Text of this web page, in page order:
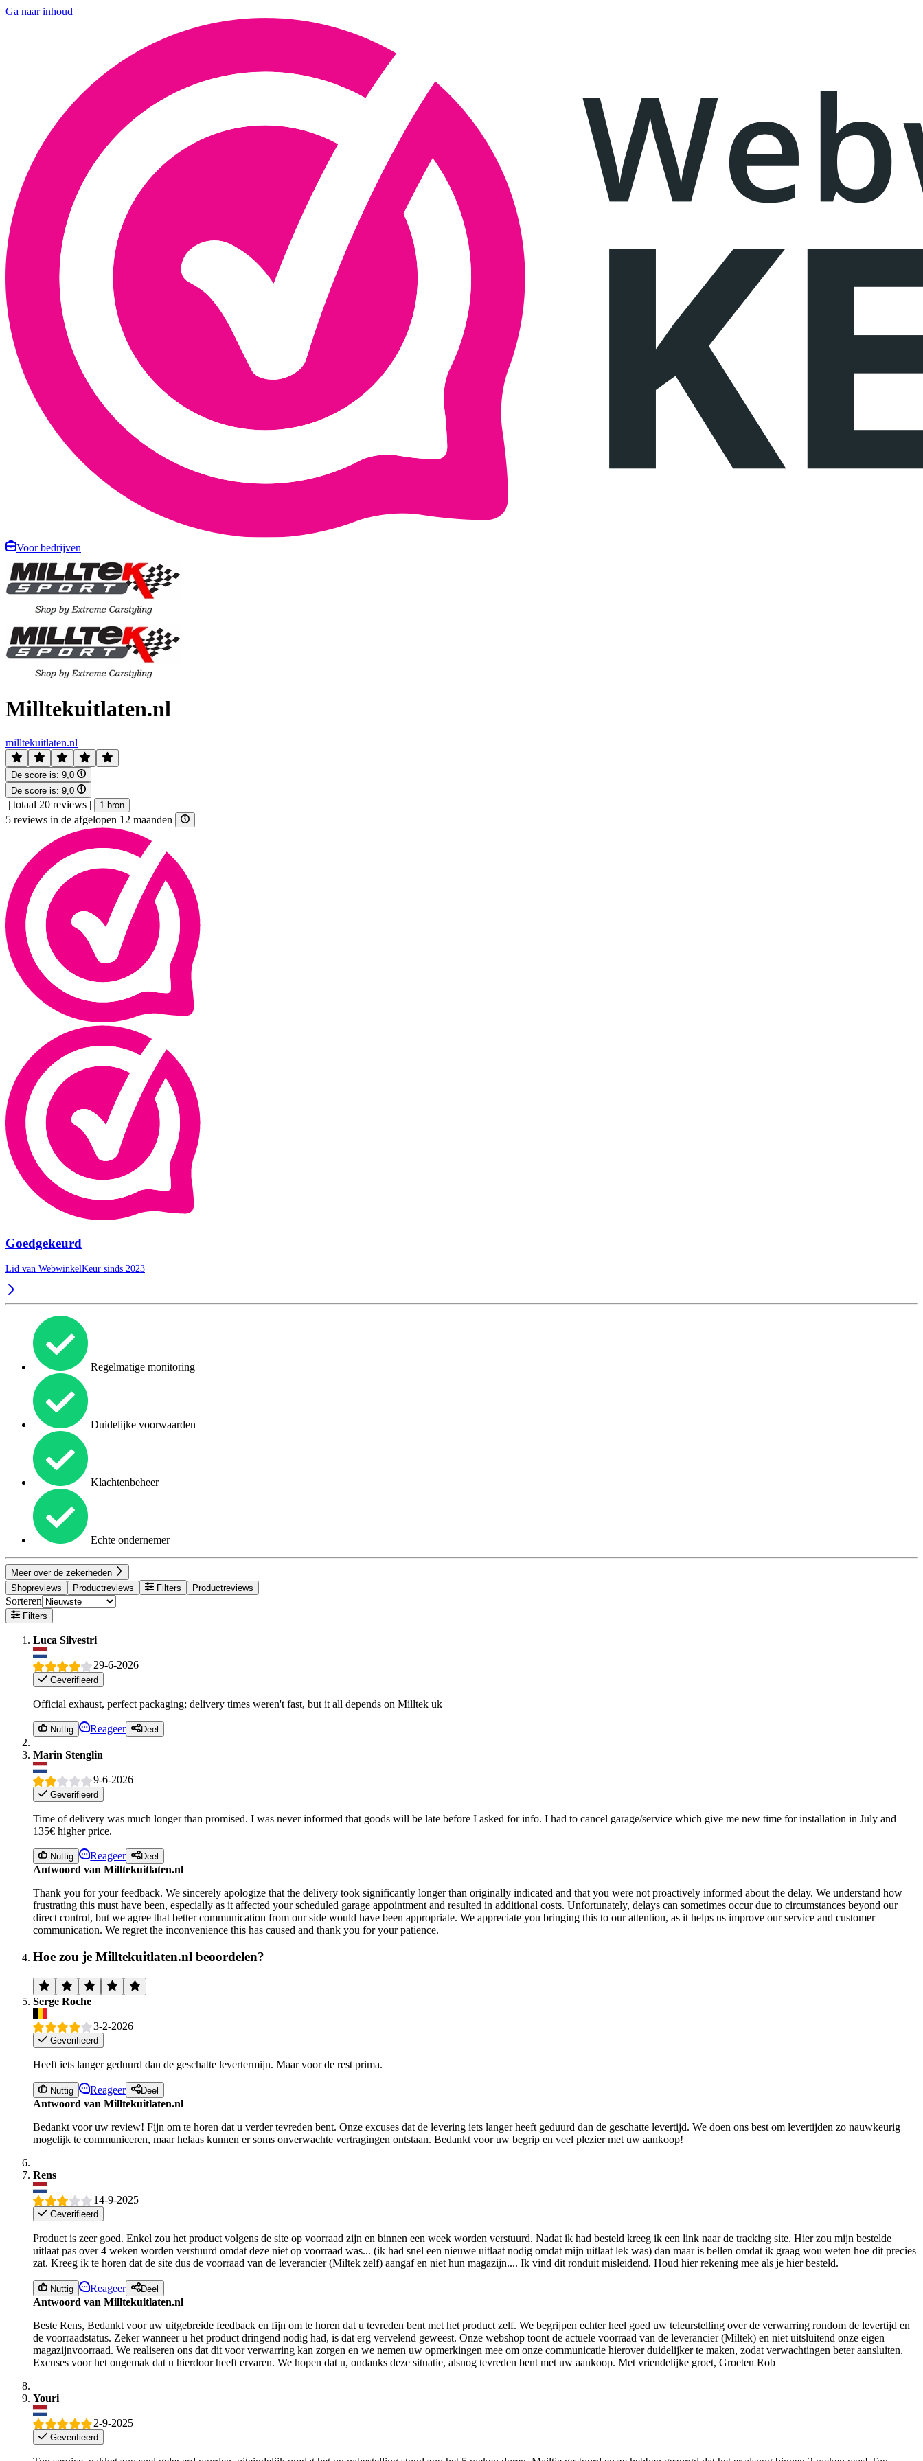
Ga naar inhoud
Voor bedrijven
Milltekuitlaten.nl
milltekuitlaten.nl
De score is: 9,0
De score is: 9,0
| totaal 20 reviews | 1 bron
5 reviews in de afgelopen 12 maanden
Goedgekeurd
Lid van WebwinkelKeur sinds 2023
Regelmatige monitoring
Duidelijke voorwaarden
Klachtenbeheer
Echte ondernemer
Meer over de zekerheden
Shopreviews
Productreviews Filters Productreviews
Sorteren
Filters
Luca Silvestri
29-6-2026
Geverifieerd
Official exhaust, perfect packaging; delivery times weren't fast, but it all depends on Milltek uk
Nuttig Reageer Deel
Marin Stenglin
9-6-2026
Geverifieerd
Time of delivery was much longer than promised. I was never informed that goods will be late before I asked for info. I had to cancel garage/service which give me new time for installation in July and
135€ higher price.
Nuttig Reageer Deel
Antwoord van Milltekuitlaten.nl
Thank you for your feedback. We sincerely apologize that the delivery took significantly longer than originally indicated and that you were not proactively informed about the delay. We understand how
frustrating this must have been, especially as it affected your scheduled garage appointment and resulted in additional costs. Unfortunately, delays can sometimes occur due to circumstances beyond our
direct control, but we agree that better communication from our side would have been appropriate. We appreciate you bringing this to our attention, as it helps us improve our service and customer
communication. We regret the inconvenience this has caused and thank you for your patience.
Hoe zou je Milltekuitlaten.nl beoordelen?
Serge Roche
3-2-2026
Geverifieerd
Heeft iets langer geduurd dan de geschatte levertermijn. Maar voor de rest prima.
Nuttig Reageer Deel
Antwoord van Milltekuitlaten.nl
Bedankt voor uw review! Fijn om te horen dat u verder tevreden bent. Onze excuses dat de levering iets langer heeft geduurd dan de geschatte levertijd. We doen ons best om levertijden zo nauwkeurig
mogelijk te communiceren, maar helaas kunnen er soms onverwachte vertragingen ontstaan. Bedankt voor uw begrip en veel plezier met uw aankoop!
Rens
14-9-2025
Geverifieerd
Product is zeer goed. Enkel zou het product volgens de site op voorraad zijn en binnen een week worden verstuurd. Nadat ik had besteld kreeg ik een link naar de tracking site. Hier zou mijn bestelde
uitlaat pas over 4 weken worden verstuurd omdat deze niet op voorraad was... (ik had snel een nieuwe uitlaat nodig omdat mijn uitlaat lek was) dan maar is bellen omdat ik graag wou weten hoe dit precies
zat. Kreeg ik te horen dat de site dus de voorraad van de leverancier (Miltek zelf) aangaf en niet hun magazijn.... Ik vind dit ronduit misleidend. Houd hier rekening mee als je hier besteld.
Nuttig Reageer Deel
Antwoord van Milltekuitlaten.nl
Beste Rens, Bedankt voor uw uitgebreide feedback en fijn om te horen dat u tevreden bent met het product zelf. We begrijpen echter heel goed uw teleurstelling over de verwarring rondom de levertijd en
de voorraadstatus. Zeker wanneer u het product dringend nodig had, is dat erg vervelend geweest. Onze webshop toont de actuele voorraad van de leverancier (Miltek) en niet uitsluitend onze eigen
magazijnvoorraad. We realiseren ons dat dit voor verwarring kan zorgen en we nemen uw opmerkingen mee om onze communicatie hierover duidelijker te maken, zodat verwachtingen beter aansluiten.
Excuses voor het ongemak dat u hierdoor heeft ervaren. We hopen dat u, ondanks deze situatie, alsnog tevreden bent met uw aankoop. Met vriendelijke groet, Groeten Rob
Youri
2-9-2025
Geverifieerd